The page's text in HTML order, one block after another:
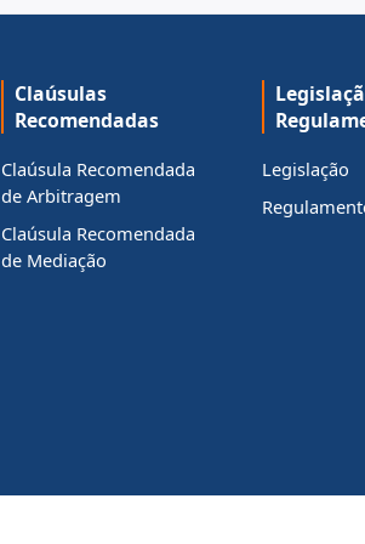
Claúsulas
Recomendadas
Claúsula Recomendada
de Arbitragem
Claúsula Recomendada
de Mediação
Legislação